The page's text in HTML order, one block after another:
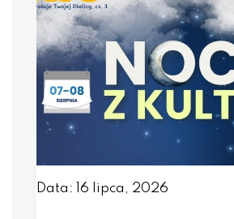
Data: 16 lipca, 2026